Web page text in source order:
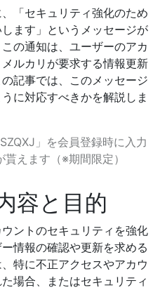
「セキュリティ強化のため
ます」というメッセージが
の通知は、ユーザーのアカ
ルカリが要求する情報更新
記事では、このメッセージ
に対応すべきかを解説しま
」を会員登録時に入力
えます（※期間限定）
容と目的
ントのセキュリティを強化
情報の確認や更新を求める
特に不正アクセスやアカウ
場合、またはセキュリティ